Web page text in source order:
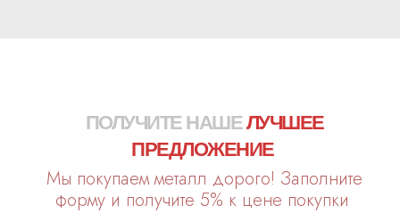
ПОЛУЧИТЕ НАШЕЛУЧШЕЕ
ПРЕДЛОЖЕНИЕ
Мы покупаем металл дорого! Заполните
форму и получите 5% к цене покупки